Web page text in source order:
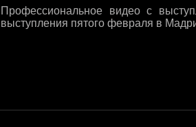
Профессиональное видео с
выступления пятого февраля в